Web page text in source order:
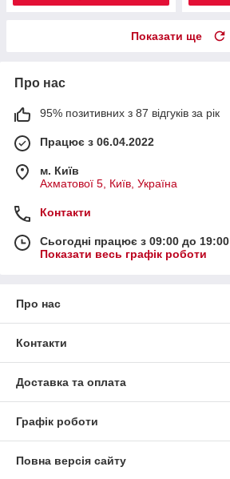
Показати ще
Про нас
95% позитивних з 87 відгуків за рік
Працює з 06.04.2022
м. Київ
Ахматової 5, Київ, Україна
Контакти
Сьогодні працює з 09:00 до 19:00
Показати весь графік роботи
Про нас
Контакти
Доставка та оплата
Графік роботи
Повна версія сайту